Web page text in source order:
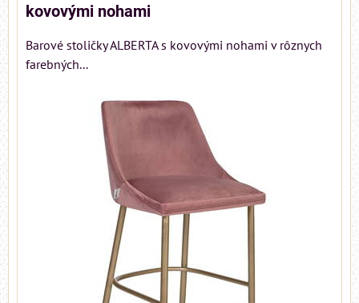
kovovými nohami
Barové stoličky ALBERTA s kovovými nohami v rôznych
farebných...